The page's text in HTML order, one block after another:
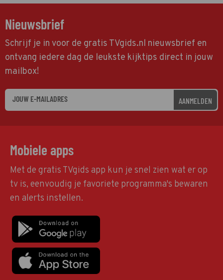
Nieuwsbrief
Schrijf je in voor de gratis TVgids.nl nieuwsbrief en
ontvang iedere dag de leukste kijktips direct in jouw
mailbox!
AANMELDEN
Mobiele apps
Met de gratis TVgids app kun je snel zien wat er op
tv is, eenvoudig je favoriete programma's bewaren
en alerts instellen.